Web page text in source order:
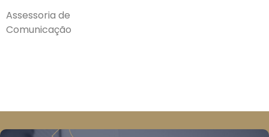
Assessoria de
Comunicação